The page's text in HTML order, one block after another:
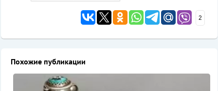
2
Похожие публикации